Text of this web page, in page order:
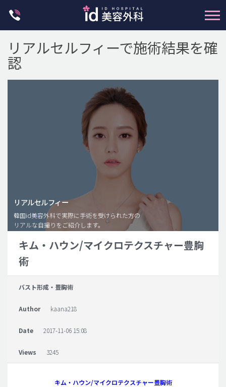
豊胸手術・バストアップ
プチ整形
脂肪吸引 (大容量)
メンズ整形
idリアルストーリー
病院紹介
安全整形
ご相談のお問い合わせ
リアルセルフィーで施術結果を確
認
リアルセルフィー
韓国id美容外科で実際に手術を受けられた方の
リアルな自撮りをご紹介します。
キム・ハウン/マイクロテクスチャー豊胸
術
バスト形成・豊胸術
Author kaana218
Date 2017-11-06 15:08
Views 3245
キム・ハウン/マイクロテクスチャー豊胸術